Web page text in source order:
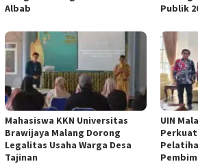
Albab
Publik
Mahasiswa KKN Universitas
Brawijaya Malang Dorong
Legalitas Usaha Warga Desa
Tajinan
UIN